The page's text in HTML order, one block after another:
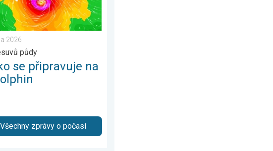
2026
půdy
se připravuje na
Všechny zprávy o počasí